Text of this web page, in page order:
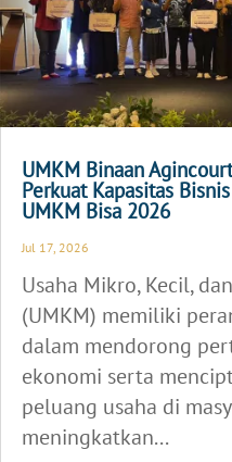
UMKM Binaan
Perkuat Kapasitas
UMKM Bisa 2026
Jul 17, 2026
Usaha Mikro, Kecil,
(UMKM) memiliki
dalam mendorong
ekonomi serta
peluang usaha di
meningkatkan...